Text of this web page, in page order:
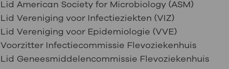
Lid American Society for Microbiology (ASM)
Lid Vereniging voor Infectieziekten (VIZ)
Lid Vereniging voor Epidemiologie (VVE)
Voorzitter Infectiecommissie Flevoziekenhuis
Lid Geneesmiddelencommissie Flevoziekenhuis